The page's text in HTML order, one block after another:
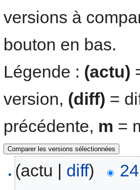
versions à
bouton en bas.
Légende : (actu)
version, (diff) =
précédente, m =
(actu | diff)